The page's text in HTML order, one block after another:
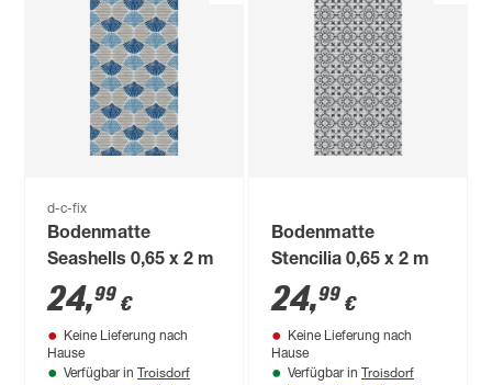
d-c-fix
Bodenmatte
Seashells 0,65 x 2 m
24,99 €
Keine Lieferung nach
Hause
Verfügbar in Troisdorf
Bodenmatte
Stencilia 0,65 x 2 m
24,99 €
Keine Lieferung nach
Hause
Verfügbar in Troisdorf